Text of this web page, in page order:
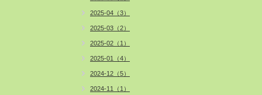
2025-04（3）
2025-03（2）
2025-02（1）
2025-01（4）
2024-12（5）
2024-11（1）